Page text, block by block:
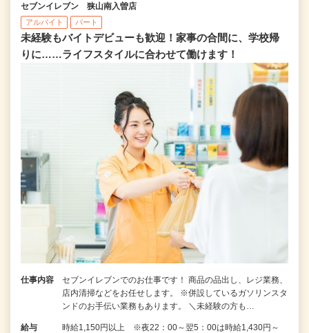
セブンイレブン 狭山南入曽店
アルバイト パート
未経験もバイトデビューも歓迎！家事の合間に、学校帰
りに……ライフスタイルに合わせて働けます！
仕事内容
セブンイレブンでのお仕事です！ 商品の品出し、レジ業務、
店内清掃などをお任せします。 ※併設しているガソリンスタ
ンドのお手伝い業務もあります。 ＼未経験の方も…
給与
時給1,150円以上 ※夜22：00～翌5：00は時給1,430円～